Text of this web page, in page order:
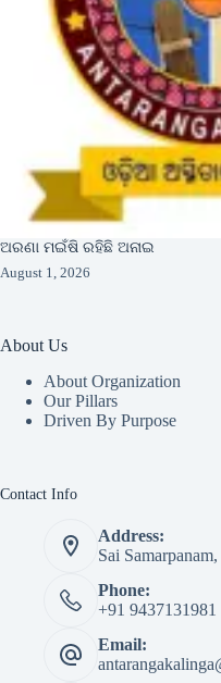
ଅରଣା ମଇଁଷି ରହିଛି ଅନାଇ
August 1, 2026
About Us
About Organization
Our Pillars
Driven By Purpose​
Contact Info
Address:
Sai
Phone:
+91 9437131981
Email: